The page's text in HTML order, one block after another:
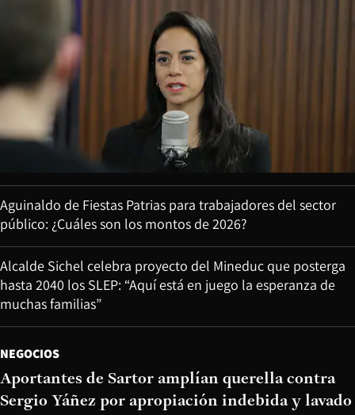
Aguinaldo de Fiestas Patrias para trabajadores del sector
público: ¿Cuáles son los montos de 2026?
Alcalde Sichel celebra proyecto del Mineduc que posterga
hasta 2040 los SLEP: “Aquí está en juego la esperanza de
muchas familias”
NEGOCIOS
Aportantes de Sartor amplían querella contra
Sergio Yáñez por apropiación indebida y lavado